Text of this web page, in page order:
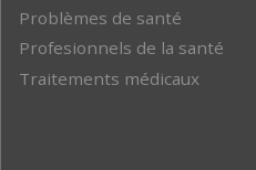
Problèmes de santé
Profesionnels de la santé
Traitements médicaux